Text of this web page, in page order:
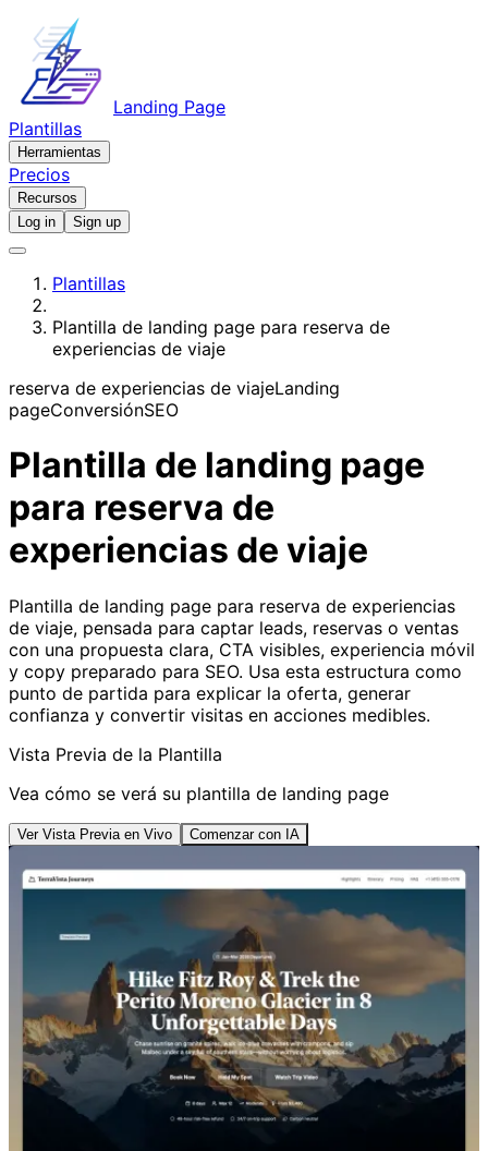
Landing Page
Plantillas
Herramientas
Precios
Recursos
Log in
Sign up
Plantillas
Plantilla de landing page para reserva de
experiencias de viaje
reserva de experiencias de viajeLanding
pageConversiónSEO
Plantilla de landing page
para reserva de
experiencias de viaje
Plantilla de landing page para reserva de experiencias
de viaje, pensada para captar leads, reservas o ventas
con una propuesta clara, CTA visibles, experiencia móvil
y copy preparado para SEO. Usa esta estructura como
punto de partida para explicar la oferta, generar
confianza y convertir visitas en acciones medibles.
Vista Previa de la Plantilla
Vea cómo se verá su plantilla de landing page
Ver Vista Previa en Vivo Comenzar con IA